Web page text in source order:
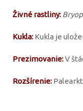
Živné rastliny:
Kukla: Kukla je
Prezimovanie:V
Rozšírenie: Palearkt